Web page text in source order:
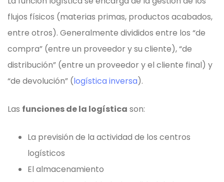
flujos físicos (materias primas, productos acabados,
entre otros). Generalmente divididos entre los “de
compra” (entre un proveedor y su cliente), “de
distribución” (entre un proveedor y el cliente final) y
“de devolución” (logística inversa).
Las funciones de la logística son:
La previsión de la actividad de los centros
logísticos
El almacenamiento